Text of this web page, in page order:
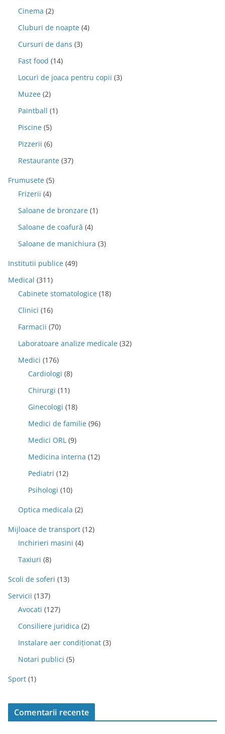
Cinema (2)
Cluburi de noapte (4)
Cursuri de dans (3)
Fast food (14)
Locuri de joaca pentru copii (3)
Muzee (2)
Paintball (1)
Piscine (5)
Pizzerii (6)
Restaurante (37)
Frumusete (5)
Frizerii (4)
Saloane de bronzare (1)
Saloane de coafură (4)
Saloane de manichiura (3)
Institutii publice (49)
Medical (311)
Cabinete stomatologice (18)
Clinici (16)
Farmacii (70)
Laboratoare analize medicale (32)
Medici (176)
Cardiologi (8)
Chirurgi (11)
Ginecologi (18)
Medici de familie (96)
Medici ORL (9)
Medicina interna (12)
Pediatri (12)
Psihologi (10)
Optica medicala (2)
Mijloace de transport (12)
Inchirieri masini (4)
Taxiuri (8)
Scoli de soferi (13)
Servicii (137)
Avocati (127)
Consiliere juridica (2)
Instalare aer condiționat (3)
Notari publici (5)
Sport (1)
Comentarii recente